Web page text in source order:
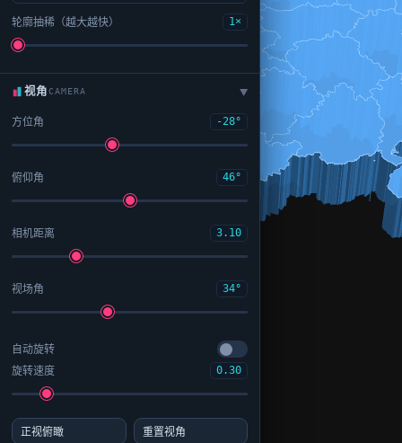
轮廓抽稀（越大越快） 1×
视角CAMERA ▶
方位角 -28°
俯仰角 46°
相机距离 3.10
视场角 34°
自动旋转
旋转速度
0.30
正视俯瞰 重置视角